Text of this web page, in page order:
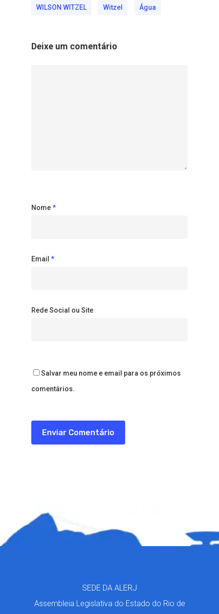
WILSON WITZEL Witzel Água
Deixe um comentário
Nome*
Email *
Rede Social ou Site
Salvar meu nome e email para os próximos
comentários.
SEDE DA ALERJ
Assembleia Legislativa do Estado do Rio de